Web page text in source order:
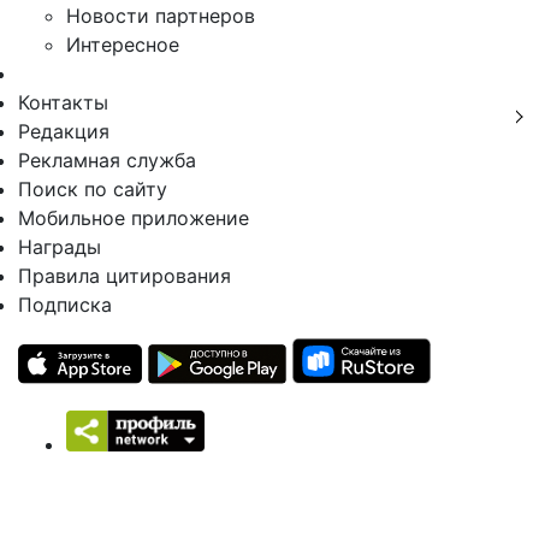
Новости партнеров
Интересное
Контакты
Редакция
Рекламная служба
Поиск по сайту
Мобильное приложение
Награды
Правила цитирования
Подписка